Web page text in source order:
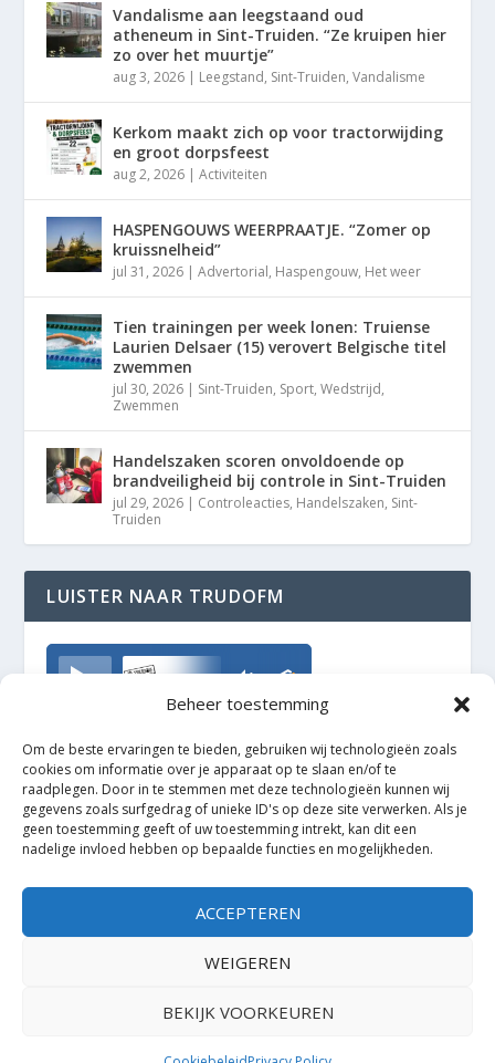
Beheer toestemming
Om de beste ervaringen te bieden, gebruiken wij technologieën zoals
cookies om informatie over je apparaat op te slaan en/of te
raadplegen. Door in te stemmen met deze technologieën kunnen wij
gegevens zoals surfgedrag of unieke ID's op deze site verwerken. Als je
geen toestemming geeft of uw toestemming intrekt, kan dit een
nadelige invloed hebben op bepaalde functies en mogelijkheden.
ACCEPTEREN
WEIGEREN
BEKIJK VOORKEUREN
Vandalisme aan leegstaand oud
atheneum in Sint-Truiden. “Ze kruipen hier
zo over het muurtje”
aug 3, 2026 | Leegstand, Sint-Truiden,Vandalisme
Kerkom maakt zich op voor tractorwijding
en groot dorpsfeest
aug 2, 2026 |Activiteiten
HASPENGOUWS WEERPRAATJE. “Zomer op
kruissnelheid”
jul 31, 2026 |Advertorial, Haspengouw, Het weer
Tien trainingen per week lonen: Truiense
Laurien Delsaer (15) verovert Belgische titel
zwemmen
jul 30, 2026 | Sint-Truiden, Sport,Wedstrijd,
Zwemmen
Handelszaken scoren onvoldoende op
brandveiligheid bij controle in Sint-Truiden
jul 29, 2026 | Controleacties, Handelszaken, Sint-
Truiden
LUISTER NAAR TRUDOFM
TrudoFM
Elegant Themes| Mogelijk gemaakt door